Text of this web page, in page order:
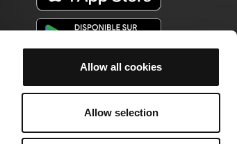
Allow all cookies
Allow selection